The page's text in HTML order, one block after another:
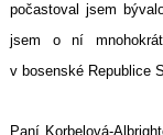
počastoval jsem
jsem o ní
v bosenské Republice
Paní Korbelová-